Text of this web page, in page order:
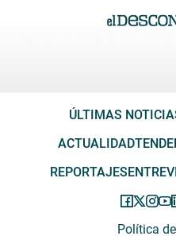
ÚLTIMAS
ACTUALIDAD
REPORTAJES
Política